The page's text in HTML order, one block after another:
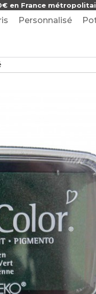
en France
Personnalisé